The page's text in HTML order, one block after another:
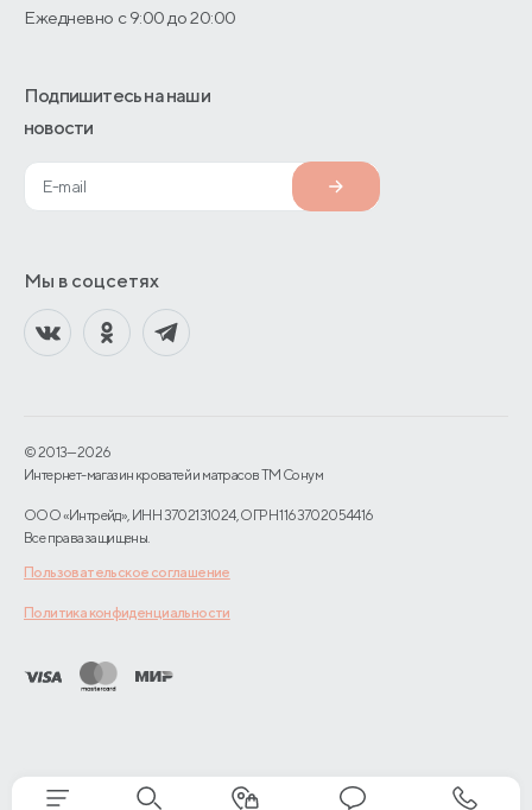
Ежедневно с 9:00 до 20:00
Подпишитесь на наши
новости
Мы в соцсетях
© 2013—2026
Интернет-магазин кроватей и матрасов TM Сонум
ООО «Интрейд», ИНН 3702131024, ОГРН 1163702054416
Все права защищены.
Пользовательское соглашение
Политика конфиденциальности